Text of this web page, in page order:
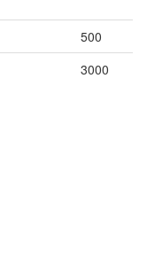
500
3000